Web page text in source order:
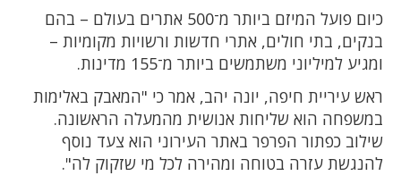
כיום פועל המיזם ביותר מ־500 אתרים בעולם – בהם
בנקים, בתי חולים, אתרי חדשות ורשויות מקומיות –
ומגיע למיליוני משתמשים ביותר מ־155 מדינות.
ראש עיריית חיפה, יונה יהב, אמר כי "המאבק באלימות
במשפחה הוא שליחות אנושית מהמעלה הראשונה.
שילוב כפתור הפרפר באתר העירוני הוא צעד נוסף
להנגשת עזרה בטוחה ומהירה לכל מי שזקוק לה".